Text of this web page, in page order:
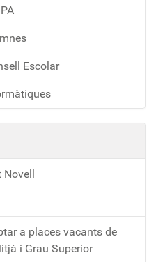
Escolar
Novell
a places vacants de
i Grau Superior